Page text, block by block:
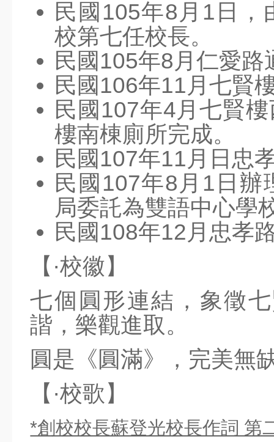
民國105年8月1日，
校第七任校長。
民國105年8月仁愛路
民國106年11月七賢
民國107年4月七賢
樓南棟廁所完成。
民國107年11月日忠
民國107年8月1日辦
局委託為雙語中心學
民國108年12月忠孝
【·校徽】
七個圓形連結，象徵
諧，樂觀進取。
圓是《圓滿》，完美無
【·校歌】
*創校校長蘇登光校長作詞 第